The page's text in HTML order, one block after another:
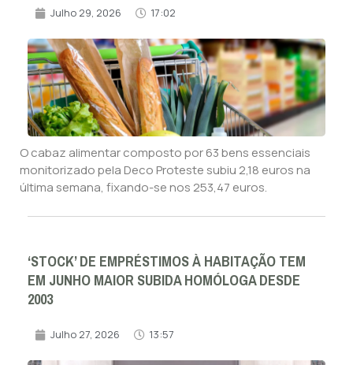
Julho 29, 2026 17:02
O cabaz alimentar composto por 63 bens essenciais
monitorizado pela Deco Proteste subiu 2,18 euros na
última semana, fixando-se nos 253,47 euros.
‘STOCK’ DE EMPRÉSTIMOS À HABITAÇÃO TEM
EM JUNHO MAIOR SUBIDA HOMÓLOGA DESDE
2003
Julho 27, 2026 13:57